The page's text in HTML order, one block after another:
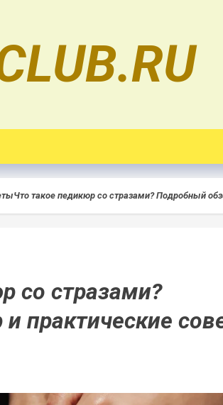
Что такое педикюр со стразами? Подробный
со стразами?
практические